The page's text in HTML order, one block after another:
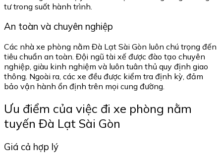
tư trong suốt hành trình.
An toàn và chuyên nghiệp
Các nhà xe phòng nằm Đà Lạt Sài Gòn luôn chú trọng đến
tiêu chuẩn an toàn. Đội ngũ tài xế được đào tạo chuyên
nghiệp, giàu kinh nghiệm và luôn tuân thủ quy định giao
thông. Ngoài ra, các xe đều được kiểm tra định kỳ, đảm
bảo vận hành ổn định trên mọi cung đường.
Ưu điểm của việc đi xe phòng nằm
tuyến Đà Lạt Sài Gòn
Giá cả hợp lý